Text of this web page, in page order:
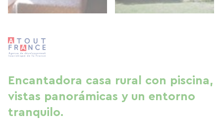
Encantadora casa rural con piscina,
vistas panorámicas y un entorno
tranquilo.